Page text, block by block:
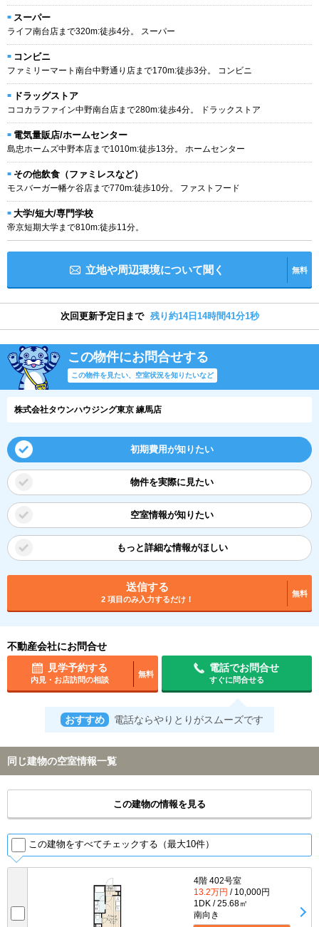
スーパー
ライフ南台店まで320m:徒歩4分。 スーパー
コンビニ
ファミリーマート南台中野通り店まで170m:徒歩3分。 コンビニ
ドラッグストア
ココカラファイン中野南台店まで280m:徒歩4分。 ドラックストア
電気量販店/ホームセンター
島忠ホームズ中野本店まで1010m:徒歩13分。 ホームセンター
その他飲食（ファミレスなど）
モスバーガー幡ケ谷店まで770m:徒歩10分。 ファストフード
大学/短大/専門学校
帝京短期大学まで810m:徒歩11分。
立地や周辺環境について聞く 無料
次回更新予定日まで 残り約14日14時間41分0秒
この物件にお問合せする
この物件を見たい、空室状況を知りたいなど
株式会社タウンハウジング東京 練馬店
初期費用が知りたい
物件を実際に見たい
空室情報が知りたい
もっと詳細な情報がほしい
送信する
2 項目のみ入力するだけ！
無料
不動産会社にお問合せ
見学予約する
内見・お店訪問の相談
無料
電話でお問合せ
すぐに問合せる
おすすめ 電話ならやりとりがスムーズです
同じ建物の空室情報一覧
この建物の情報を見る
この建物をすべてチェックする（最大10件）
4階 402号室
13.2万円 / 10,000円
1DK / 25.68㎡
南向き